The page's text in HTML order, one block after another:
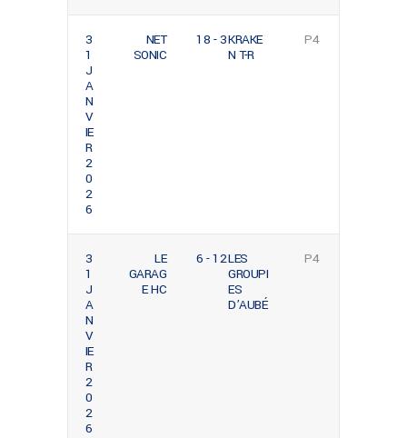
3
1
J
A
N
V
IE
R
2
0
2
6
NET
SONIC
18 - 3KRAKE
N T-R
P4
3
1
J
A
N
V
IE
R
2
0
2
6
LE
GARAG
E HC
6 - 12LES
GROUPI
ES
D’AUBÉ
P4